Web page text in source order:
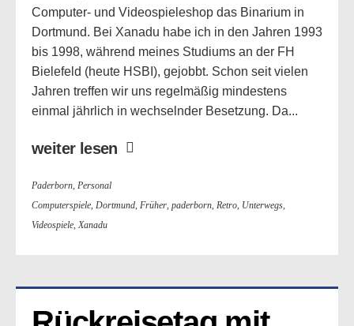
Computer- und Videospieleshop das Binarium in
Dortmund. Bei Xanadu habe ich in den Jahren 1993
bis 1998, während meines Studiums an der FH
Bielefeld (heute HSBI), gejobbt. Schon seit vielen
Jahren treffen wir uns regelmäßig mindestens
einmal jährlich in wechselnder Besetzung. Da...
weiter lesen
Paderborn, Personal
Computerspiele, Dortmund, Früher, paderborn, Retro, Unterwegs,
Videospiele,Xanadu